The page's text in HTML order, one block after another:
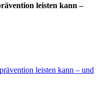
leisten kann –